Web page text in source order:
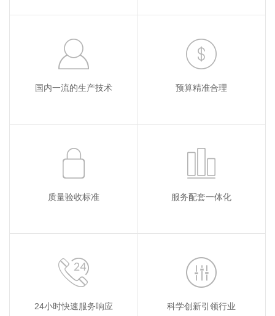
国内一流的生产技术 预算精准合理
质量验收标准 服务配套一体化
24小时快速服务响应 科学创新引领行业